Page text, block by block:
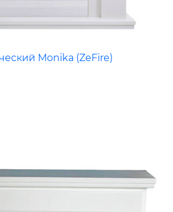
Monika (ZeFire)